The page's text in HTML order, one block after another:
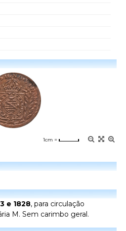
1cm =
e 1828, para circulação
M. Sem carimbo geral.